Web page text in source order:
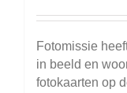
Fotomissie
in beeld en
fotokaarten op